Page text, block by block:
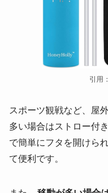
引用：
スポーツ観戦など、屋
多い場合はストロー付
で簡単にフタを開けら
て便利です。